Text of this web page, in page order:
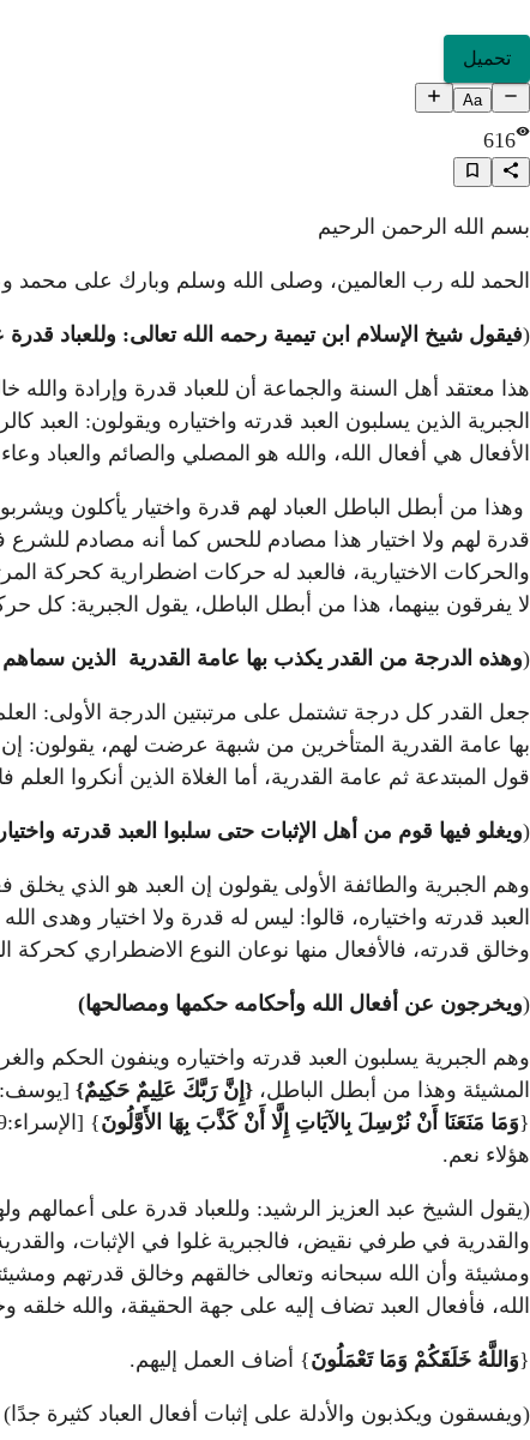
تحميل
Aa
616
بسم الله الرحمن الرحيم
الحمد لله رب العالمين، وصلى الله وسلم وبارك على محمد
(فيقول شيخ الإسلام ابن تيمية رحمه الله تعالى: وللعباد
هذا معتقد أهل السنة والجماعة أن للعباد قدرة وإرادة والله
الجبرية الذين يسلبون العبد قدرته واختياره ويقولون:
الأفعال هي أفعال الله، والله هو المصلي والصائم والعباد
وهذا من أبطل الباطل العباد لهم قدرة واختيار يأكلون
قدرة لهم ولا اختيار هذا مصادم للحس كما أنه مصادم
والحركات الاختيارية، فالعبد له حركات اضطرارية كحركة
لا يفرقون بينهما، هذا من أبطل الباطل، يقول الجبرية: كل
(وهذه الدرجة من القدر يكذب بها عامة القدرية الذين
جعل القدر كل درجة تشتمل على مرتبتين الدرجة الأولى: العلم
بها عامة القدرية المتأخرين من شبهة عرضت لهم، يقولون:
قول المبتدعة ثم عامة القدرية، أما الغلاة الذين أنكروا العلم
(ويغلو فيها قوم من أهل الإثبات حتى سلبوا العبد قدرته
وهم الجبرية والطائفة الأولى يقولون إن العبد هو الذي يخلق
العبد قدرته واختياره، قالوا: ليس له قدرة ولا اختيار وهدى
وخالق قدرته، فالأفعال منها نوعان النوع الاضطراري كحركة
(ويخرجون عن أفعال الله وأحكامه حكمها ومصالحها)
وهم الجبرية يسلبون العبد قدرته واختياره وينفون الحكم
المشيئة وهذا من أبطل الباطل، { إِنَّ رَبَّكَ عَلِيمٌ حَكِيمٌ} [يوسف:6] ، والقرآن مملوء بذكر الأسباب والعلل {
{وَمَا مَنَعَنَا أَنْ نُرْسِلَ بِالآيَاتِ إِلَّا أَنْ كَذَّبَ بِهَا الأَوَّلُونَ} [الإسراء:59]، {
هؤلاء نعم.
(يقول الشيخ عبد العزيز الرشيد: وللعباد قدرة على أعمالهم
والقدرية في طرفي نقيض، فالجبرية غلوا في الإثبات،
ومشيئة وأن الله سبحانه وتعالى خالقهم وخالق قدرتهم
الله، فأفعال العبد تضاف إليه على جهة الحقيقة، والله خلقه
{وَاللَّهُ خَلَقَكُمْ وَمَا تَعْمَلُونَ} أضاف العمل إليهم.
(ويفسقون ويكذبون والأدلة على إثبات أفعال العباد كثيرة جدًا)